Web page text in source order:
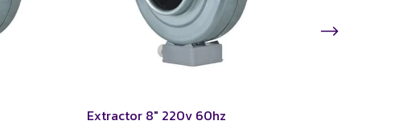
Extractor 8" 220v 60hz